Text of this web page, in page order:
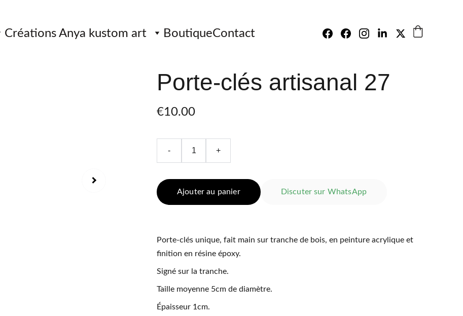
Créations Anya kustom art BoutiqueContact
Porte-clés artisanal 27
€10.00
- +
Ajouter au panier Discuter sur WhatsApp
Porte-clés unique, fait main sur tranche de bois, en peinture acrylique et
finition en résine époxy.
Signé sur la tranche.
Taille moyenne 5cm de diamètre.
Épaisseur 1cm.